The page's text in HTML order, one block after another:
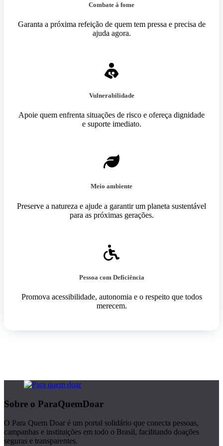
Combate à fome
Garanta a próxima refeição de quem tem pressa e precisa de
ajuda agora.
Vulnerabilidade
Apoie quem enfrenta situações de risco e ofereça dignidade
e suporte imediato.
Meio ambiente
Preserve a natureza e ajude a garantir um planeta sustentável
para as próximas gerações.
Pessoa com Deficiência
Promova acessibilidade, autonomia e o respeito que todos
merecem.
Sobre o ParaQuemDoar
O Para Quem Doar é um portal solidário que conecta pessoas,
campanhas e instituições em todo o Brasil, facilitando doações
seguras e transparentes.